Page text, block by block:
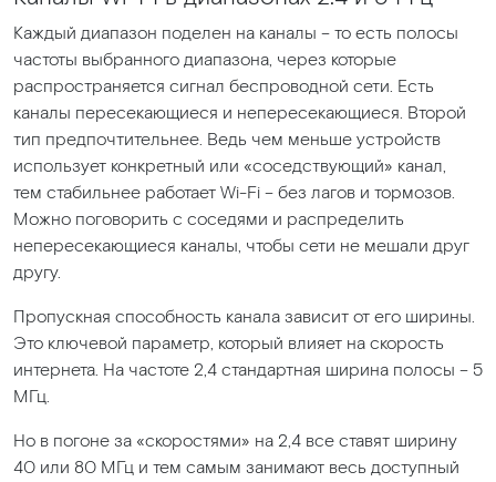
Каждый диапазон поделен на каналы – то есть полосы
частоты выбранного диапазона, через которые
распространяется сигнал беспроводной сети. Есть
каналы пересекающиеся и непересекающиеся. Второй
тип предпочтительнее. Ведь чем меньше устройств
использует конкретный или «соседствующий» канал,
тем стабильнее работает Wi-Fi – без лагов и тормозов.
Можно поговорить с соседями и распределить
непересекающиеся каналы, чтобы сети не мешали друг
другу.
Пропускная способность канала зависит от его ширины.
Это ключевой параметр, который влияет на скорость
интернета. На частоте 2,4 стандартная ширина полосы – 5
МГц.
Но в погоне за «скоростями» на 2,4 все ставят ширину
40 или 80 МГц и тем самым занимают весь доступный